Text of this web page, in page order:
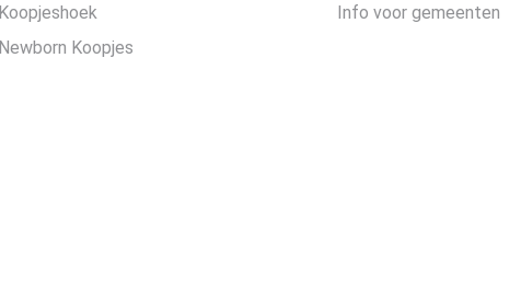
Koopjeshoek
Newborn Koopjes
Info voor gemeenten